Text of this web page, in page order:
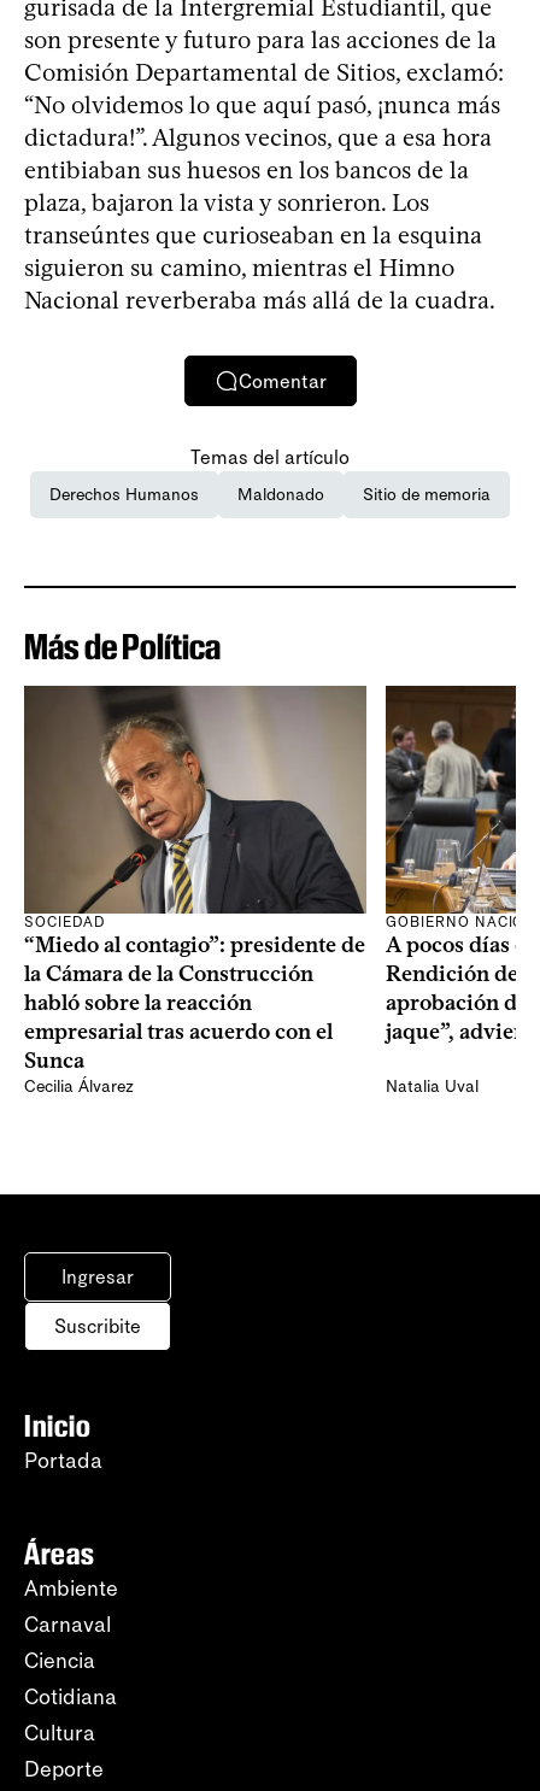
gurisada de la Intergremial Estudiantil, que
son presente y futuro para las acciones de la
Comisión Departamental de Sitios, exclamó:
“No olvidemos lo que aquí pasó, ¡nunca más
dictadura!”. Algunos vecinos, que a esa hora
entibiaban sus huesos en los bancos de la
plaza, bajaron la vista y sonrieron. Los
transeúntes que curioseaban en la esquina
siguieron su camino, mientras el Himno
Nacional reverberaba más allá de la cuadra.
Comentar
Temas del artículo
Derechos Humanos Maldonado Sitio de memoria
Más de Política
SOCIEDAD
“Miedo al contagio”: presidente de
la Cámara de la Construcción
habló sobre la reacción
empresarial tras acuerdo con el
Sunca
Cecilia Álvarez
GOBIERNO
A pocos días
Rendición de
aprobación del
jaque”,
Natalia Uval
Ingresar
Suscribite
Inicio
Portada
Áreas
Ambiente
Carnaval
Ciencia
Cotidiana
Cultura
Deporte